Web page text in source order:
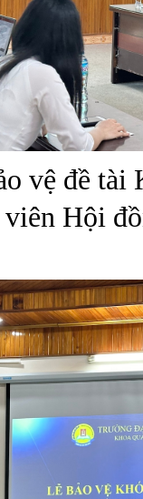
vệ đề tài
viên Hội